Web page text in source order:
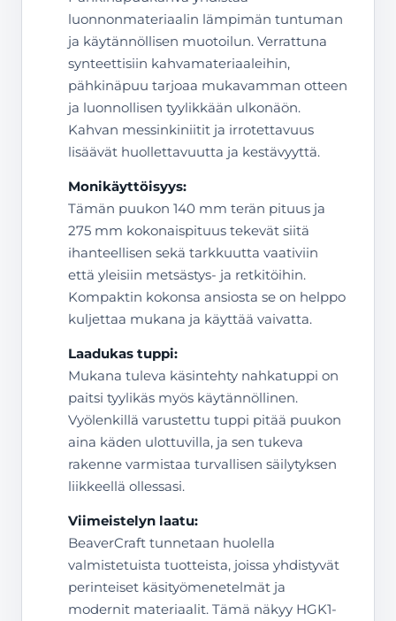
luonnonmateriaalin lämpimän tuntuman
ja käytännöllisen muotoilun. Verrattuna
synteettisiin kahvamateriaaleihin,
pähkinäpuu tarjoaa mukavamman otteen
ja luonnollisen tyylikkään ulkonäön.
Kahvan messinkiniitit ja irrotettavuus
lisäävät huollettavuutta ja kestävyyttä.
Monikäyttöisyys:
Tämän puukon 140 mm terän pituus ja
275 mm kokonaispituus tekevät siitä
ihanteellisen sekä tarkkuutta vaativiin
että yleisiin metsästys- ja retkitöihin.
Kompaktin kokonsa ansiosta se on helppo
kuljettaa mukana ja käyttää vaivatta.
Laadukas tuppi:
Mukana tuleva käsintehty nahkatuppi on
paitsi tyylikäs myös käytännöllinen.
Vyölenkillä varustettu tuppi pitää puukon
aina käden ulottuvilla, ja sen tukeva
rakenne varmistaa turvallisen säilytyksen
liikkeellä ollessasi.
Viimeistelyn laatu:
BeaverCraft tunnetaan huolella
valmistetuista tuotteista, joissa yhdistyvät
perinteiset käsityömenetelmät ja
modernit materiaalit. Tämä näkyy HGK1-